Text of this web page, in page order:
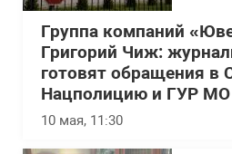
Группа компаний
Григорий Чиж:
готовят обращения в
Нацполицию и ГУР МО
10 мая, 11:30